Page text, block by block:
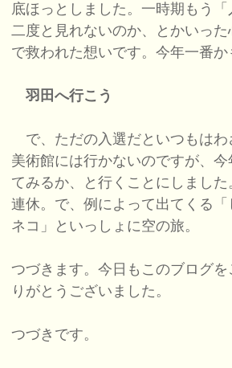
底ほっとしました。一時期もう
二度と見れないのか、とかいっ
で救われた想いです。今年一番か
羽田へ行こう
で、ただの入選だといつもはわ
美術館には行かないのですが、
てみるか、と行くことにしまし
連休。で、例によって出てくる「
ネコ」といっしょに空の旅。
つづきます。今日もこのブログ
りがとうございました。
つづきです。